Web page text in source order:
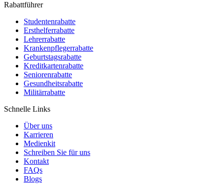
Rabattführer
Studentenrabatte
Ersthelferrabatte
Lehrerrabatte
Krankenpflegerrabatte
Geburtstagsrabatte
Kreditkartenrabatte
Seniorenrabatte
Gesundheitsrabatte
Militärrabatte
Schnelle Links
Über uns
Karrieren
Medienkit
Schreiben Sie für uns
Kontakt
FAQs
Blogs